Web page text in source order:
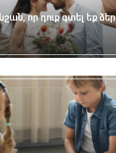
որ դուք գտել եք ձեր